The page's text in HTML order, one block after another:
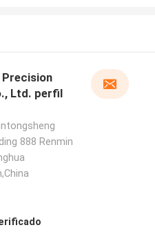
Precision
Ltd. perfil
888 Renmin